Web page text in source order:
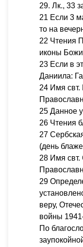
29. Лк., 33
21 Если 3
то на
22 Чтения
иконы
23 Если в
Даниила:
24 Имя свт.
25 Данное
26 Чтения
27
(день
28 Имя
29
веру,
войны
По